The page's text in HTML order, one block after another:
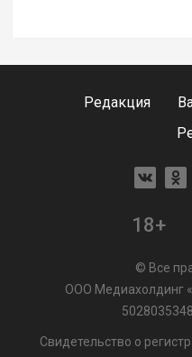
Редакция
18+
© Все
ООО Медиахолдинг
Свидетельство о